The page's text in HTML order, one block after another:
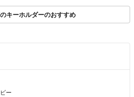
キーホルダーのおすすめ
ー